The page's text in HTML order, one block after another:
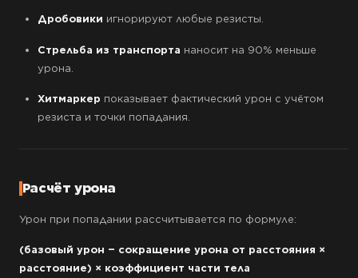
Дробовики игнорируют любые резисты.
Стрельба из транспорта наносит на 90% меньше
урона.
Хитмаркер показывает фактический урон с учётом
резиста и точки попадания.
Расчёт урона
Урон при попадании рассчитывается по формуле:
(базовый урон − сокращение урона от расстояния ×
расстояние) × коэффициент части тела